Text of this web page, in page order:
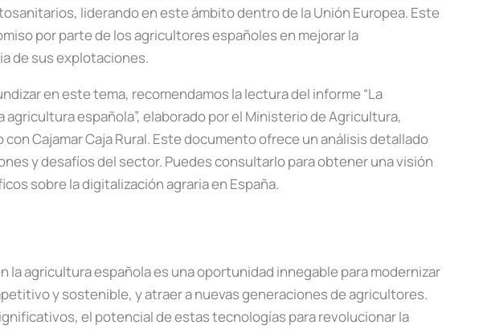
liderando en este ámbito dentro de la Unión Europea. Este
por parte de los agricultores españoles en mejorar la
de sus explotaciones.
en este tema, recomendamos la lectura del informe “La
española”, elaborado por el Ministerio de Agricultura,
Cajamar Caja Rural. Este documento ofrece un análisis detallado
y desafíos del sector. Puedes consultarlo para obtener una visión
sobre la digitalización agraria en España.
la agricultura española es una oportunidad innegable para modernizar
y sostenible, y atraer a nuevas generaciones de agricultores.
el potencial de estas tecnologías para revolucionar la